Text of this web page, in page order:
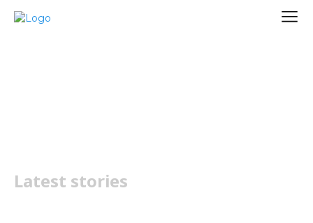
Latest stories